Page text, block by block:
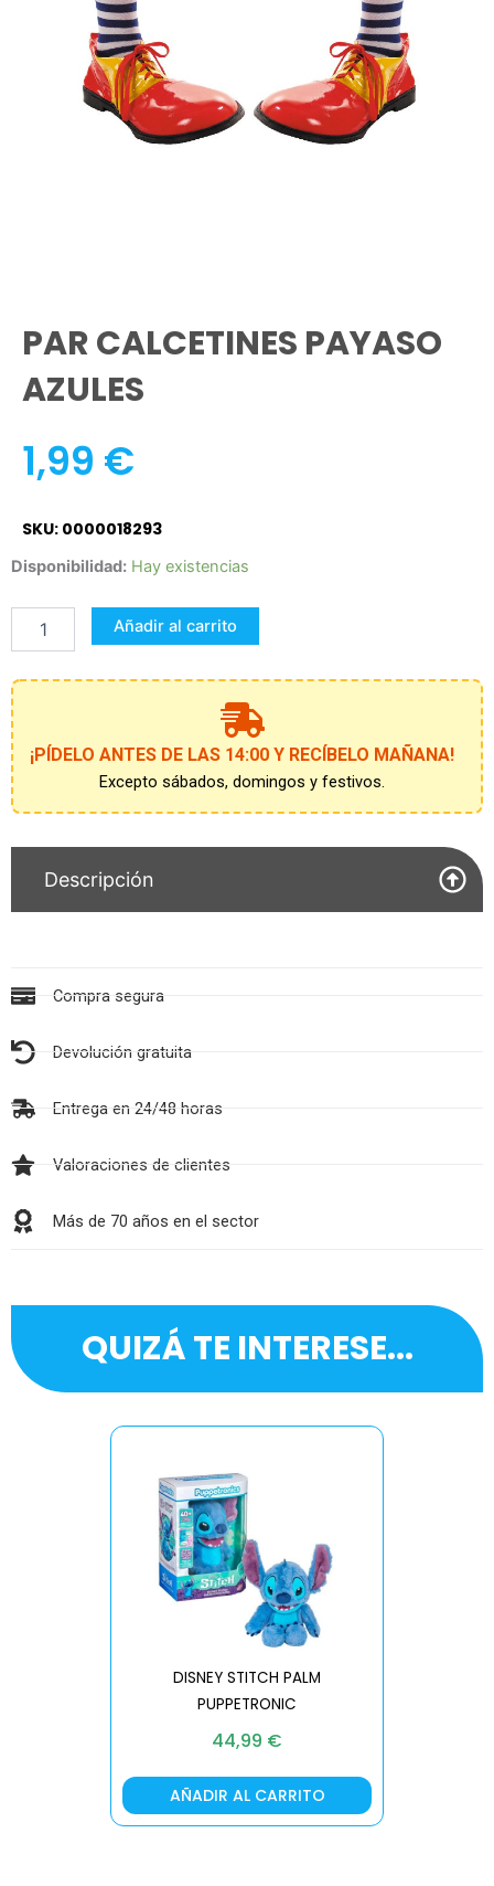
PAR CALCETINES PAYASO
AZULES
1,99 €
SKU: 0000018293
Disponibilidad: Hay existencias
PAR
PAYASO
AZULES
cantidad
Añadir al carrito
¡PÍDELO ANTES DE LAS 14:00 Y RECÍBELO MAÑANA!
Excepto sábados, domingos y festivos.
Descripción
Compra segura
Devolución gratuita
Entrega en 24/48 horas
Valoraciones de clientes
Más de 70 años en el sector
QUIZÁ TE INTERESE...
DISNEY STITCH PALM
PUPPETRONIC
44,99 €
AÑADIR AL CARRITO